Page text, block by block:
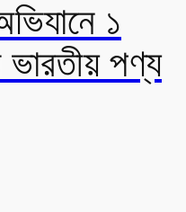
১
ভারতীয় পণ্য